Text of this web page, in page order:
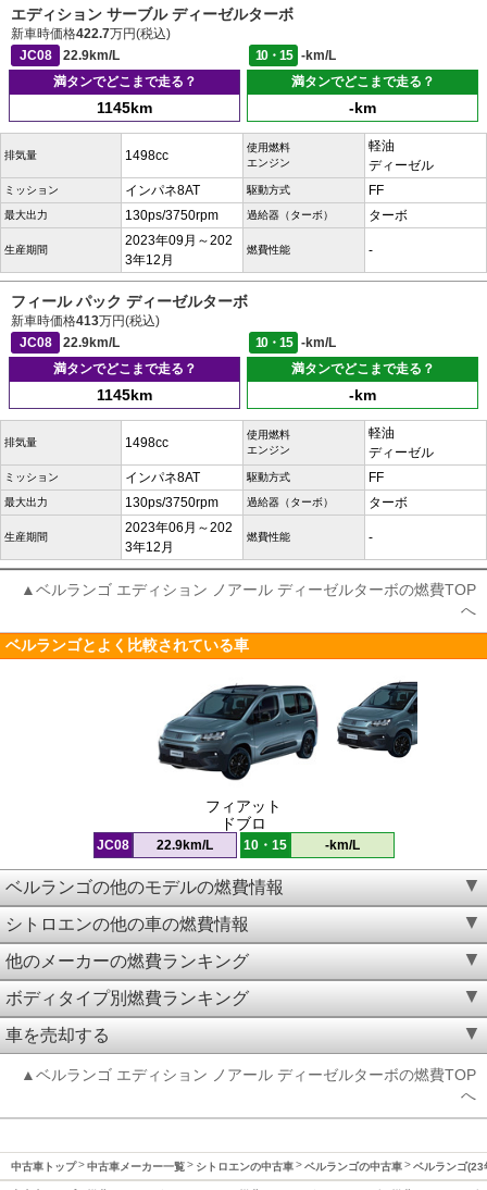
エディション サーブル ディーゼルターボ
新車時価格422.7万円(税込)
JC08
22.9km/L 10・15
-km/L
満タンでどこまで走る？
1145km
満タンでどこまで走る？
-km
排気量 1498cc
使用燃料
エンジン
軽油
ディーゼル
ミッション インパネ8AT 駆動方式 FF
最大出力 130ps/3750rpm 過給器（ターボ） ターボ
生産期間
2023年09月～202
3年12月
燃費性能 -
フィール パック ディーゼルターボ
新車時価格413万円(税込)
JC08
22.9km/L 10・15
-km/L
満タンでどこまで走る？
1145km
満タンでどこまで走る？
-km
排気量 1498cc
使用燃料
エンジン
軽油
ディーゼル
ミッション インパネ8AT 駆動方式 FF
最大出力 130ps/3750rpm 過給器（ターボ） ターボ
生産期間
2023年06月～202
3年12月
燃費性能 -
▲ベルランゴ エディション ノアール ディーゼルターボの燃費TOP
へ
ベルランゴとよく比較されている車
フィアット
ドブロ
JC08 22.9km/L 10・15 -km/L
ベルランゴの他のモデルの燃費情報
シトロエンの他の車の燃費情報
他のメーカーの燃費ランキング
ボディタイプ別燃費ランキング
車を売却する
▲ベルランゴ エディション ノアール ディーゼルターボの燃費TOP
へ
中古車トップ 中古車メーカー一覧 シトロエンの中古車 ベルランゴの中古車 ベルランゴ